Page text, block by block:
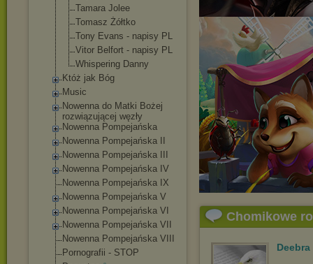
Tamara Jolee
Tomasz Żółtko
Tony Evans - napisy PL
Vitor Belfort - napisy PL
Whispering Danny
Któż jak Bóg
Music
Nowenna do Matki Bożej
rozwiązującej węzły
Nowenna Pompejańska
Nowenna Pompejańska II
Nowenna Pompejańska III
Nowenna Pompejańska IV
Nowenna Pompejańska IX
Nowenna Pompejańska V
Nowenna Pompejańska VI
Nowenna Pompejańska VII
Nowenna Pompejańska VIII
Pornografii - STOP
Chomikowe
Deebra